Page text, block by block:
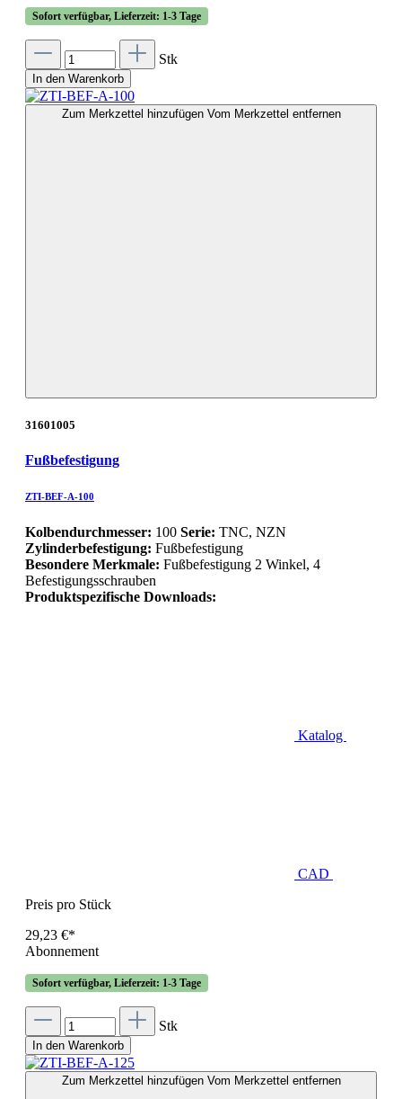
Sofort verfügbar, Lieferzeit: 1-3 Tage
Stk
In den Warenkorb
Zum Merkzettel hinzufügen Vom Merkzettel entfernen
31601005
Fußbefestigung
ZTI-BEF-A-100
Kolbendurchmesser: 100 Serie: TNC, NZN
Zylinderbefestigung: Fußbefestigung
Besondere Merkmale: Fußbefestigung 2 Winkel, 4
Befestigungsschrauben
Produktspezifische Downloads:
Katalog
CAD
Preis pro Stück
29,23 €*
Abonnement
Sofort verfügbar, Lieferzeit: 1-3 Tage
Stk
In den Warenkorb
Zum Merkzettel hinzufügen Vom Merkzettel entfernen